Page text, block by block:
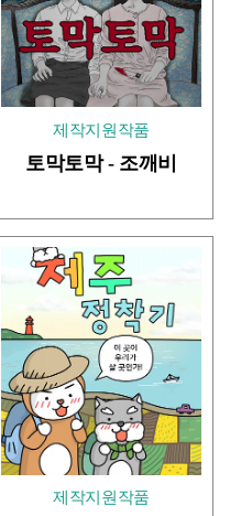
제작지원작품
토막토막 - 조깨비
제작지원작품